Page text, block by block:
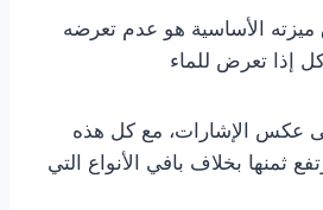
ميزته الأساسية هو عدم تعرضه
إذا تعرض للماء
عكس الإشارات، مع كل هذه
ثمنها بخلاف بافي الأنواع التي